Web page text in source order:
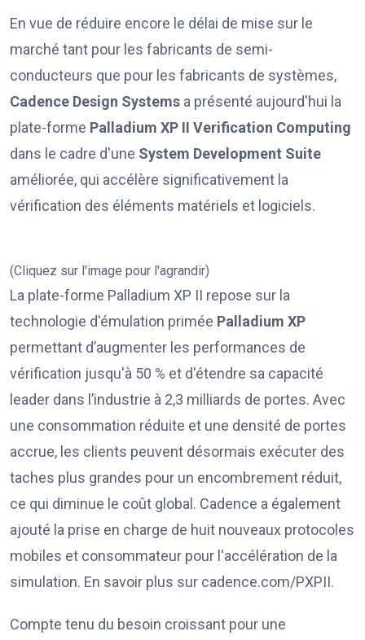
En vue de réduire encore le délai de mise sur le
marché tant pour les fabricants de semi-
conducteurs que pour les fabricants de systèmes,
Cadence Design Systems a présenté aujourd'hui la
plate-forme Palladium XP II Verification Computing
dans le cadre d'une System Development Suite
améliorée, qui accélère significativement la
vérification des éléments matériels et logiciels.
(Cliquez sur l'image pour l'agrandir)
La plate-forme Palladium XP II repose sur la
technologie d'émulation primée Palladium XP
permettant d’augmenter les performances de
vérification jusqu'à 50 % et d'étendre sa capacité
leader dans l’industrie à 2,3 milliards de portes. Avec
une consommation réduite et une densité de portes
accrue, les clients peuvent désormais exécuter des
taches plus grandes pour un encombrement réduit,
ce qui diminue le coût global. Cadence a également
ajouté la prise en charge de huit nouveaux protocoles
mobiles et consommateur pour l'accélération de la
simulation. En savoir plus sur cadence.com/PXPII.
Compte tenu du besoin croissant pour une